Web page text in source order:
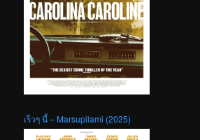
เร็วๆ นี้ – Marsupilami (2025)